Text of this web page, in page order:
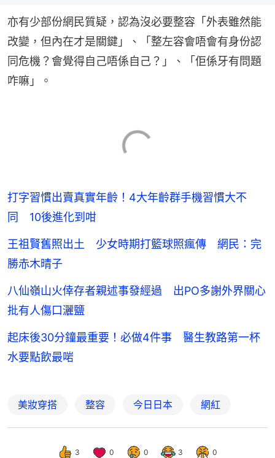
亦有少部份網民質疑，認為沒必要整容「外表雖然能
改變，但內在才是關鍵」、「整左容會唔會有身份認
同危機？會覺得自己唔係自己？」、「佢係牙有問題
咋嘛」。
打字習慣出賣真實年齡！4大年齡群手機習慣大不
同 10後進化到咁
王祖賢舊照出土 少女時期打籃球照瘋傳 網民：完
勝赤木晴子
八仙嶺山火倖存者親述事發經過 出PO多謝外界關心
批有人傷口灑鹽
起床後30分鐘最重要！必做4件事 醫生教路第一杯
水要點飲最啱
美妝穿搭 整容 今日日本 網紅
3 0 0 3 0